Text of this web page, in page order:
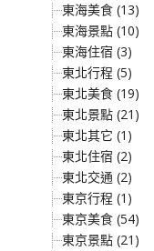
東海美食 (13)
東海景點 (10)
東海住宿 (3)
東北行程 (5)
東北美食 (19)
東北景點 (21)
東北其它 (1)
東北住宿 (2)
東北交通 (2)
東京行程 (1)
東京美食 (54)
東京景點 (21)